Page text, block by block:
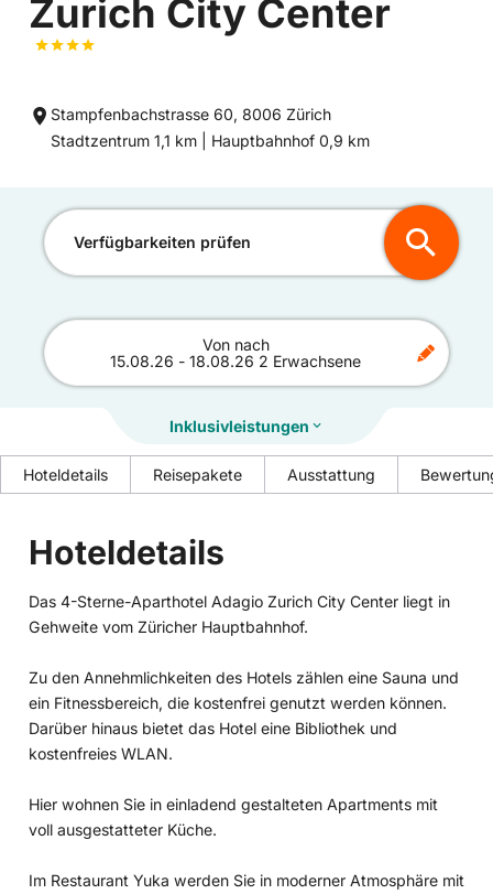
Zurich City Center
Stampfenbachstrasse 60, 8006 Zürich
Entfernung
Stadtzentrum 1,1 km | Entfernung
Hauptbahnhof 0,9 km
Verfügbarkeiten prüfen
Von nach
15.08.26 - 18.08.26 2 Erwachsene
Inklusivleistungen
Hoteldetails Reisepakete Ausstattung
Hoteldetails
Das 4-Sterne-Aparthotel Adagio Zurich City Center liegt in
Gehweite vom Züricher Hauptbahnhof.
Zu den Annehmlichkeiten des Hotels zählen eine Sauna und
ein Fitnessbereich, die kostenfrei genutzt werden können.
Darüber hinaus bietet das Hotel eine Bibliothek und
kostenfreies WLAN.
Hier wohnen Sie in einladend gestalteten Apartments mit
voll ausgestatteter Küche.
Im Restaurant Yuka werden Sie in moderner Atmosphäre mit